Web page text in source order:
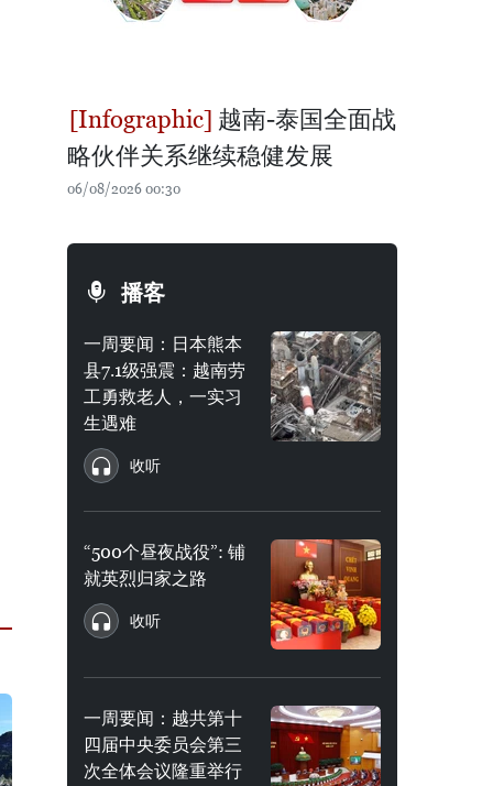
越南-泰国全面战
略伙伴关系继续稳健发展
06/08/2026 00:30
播客
一周要闻：日本熊本
县7.1级强震：越南劳
工勇救老人，一实习
生遇难
收听
“500个昼夜战役”: 铺
就英烈归家之路
收听
一周要闻：越共第十
四届中央委员会第三
次全体会议隆重举行